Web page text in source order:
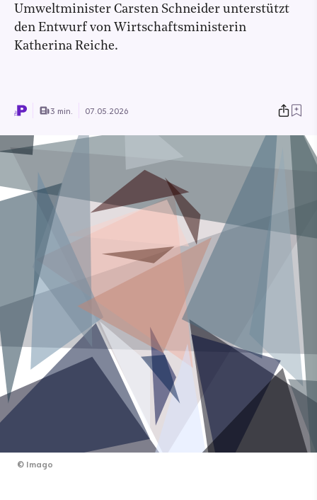
Umweltminister Carsten Schneider unterstützt
den Entwurf von Wirtschaftsministerin
Katherina Reiche.
3 min. 07.05.2026
© Imago